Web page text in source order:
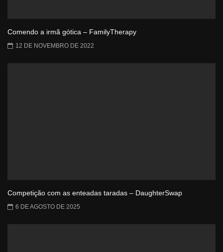
Comendo a irmã gótica – FamilyTherapy
12 DE NOVEMBRO DE 2022
Competição com as enteadas taradas – DaughterSwap
6 DE AGOSTO DE 2025